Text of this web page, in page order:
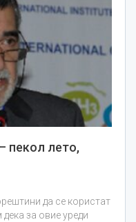
пекол лето,
да се користат
за овие уреди